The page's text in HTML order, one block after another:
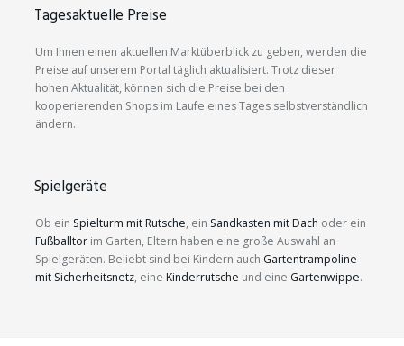
Tagesaktuelle Preise
Um Ihnen einen aktuellen Marktüberblick zu geben, werden die
Preise auf unserem Portal täglich aktualisiert. Trotz dieser
hohen Aktualität, können sich die Preise bei den
kooperierenden Shops im Laufe eines Tages selbstverständlich
ändern.
Spielgeräte
Ob ein Spielturm mit Rutsche, ein Sandkasten mit Dach oder ein
Fußballtor im Garten, Eltern haben eine große Auswahl an
Spielgeräten. Beliebt sind bei Kindern auch Gartentrampoline
mit Sicherheitsnetz, eine Kinderrutsche und eine Gartenwippe.